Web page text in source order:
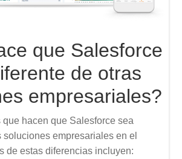
que Salesforce
de otras
empresariales?
que hacen que Salesforce sea
soluciones empresariales en el
de estas diferencias incluyen: